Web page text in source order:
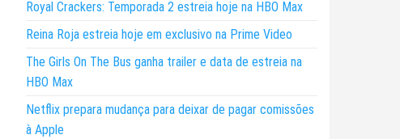
Royal Crackers: Temporada 2 estreia hoje na HBO Max
Reina Roja estreia hoje em exclusivo na Prime Video
The Girls On The Bus ganha trailer e data de estreia na
HBO Max
Netflix prepara mudança para deixar de pagar comissões
à Apple